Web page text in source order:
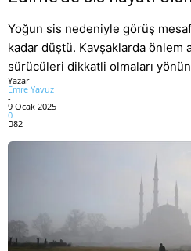
Yoğun sis nedeniyle görüş
kadar düştü. Kavşaklarda önlem
sürücüleri dikkatli olmaları
Yazar
Emre Yavuz
-
9 Ocak 2025
0
82